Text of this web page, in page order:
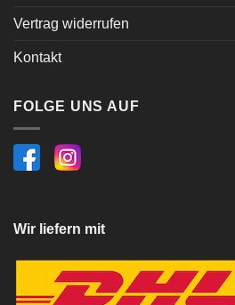
Vertrag widerrufen
Kontakt
FOLGE UNS AUF
Wir liefern mit